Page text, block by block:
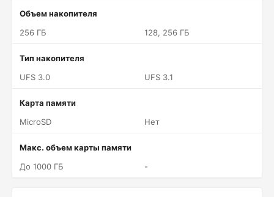
Объем накопителя
256 ГБ
128, 256 ГБ
Тип накопителя
UFS 3.0
UFS 3.1
Карта памяти
MicroSD
Нет
Макс. объем карты памяти
До 1000 ГБ
-